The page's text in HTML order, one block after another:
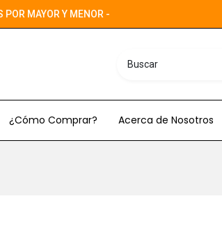
POR MAYOR Y MENOR -
¿Cómo Comprar? Acerca de Nosotros